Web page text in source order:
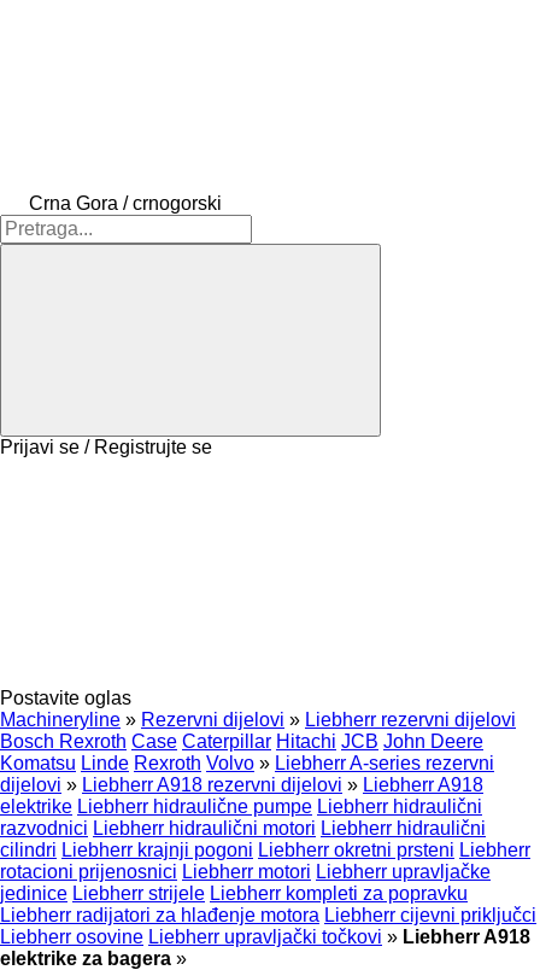
Crna Gora / crnogorski
Prijavi se / Registrujte se
Postavite oglas
Machineryline » Rezervni dijelovi » Liebherr rezervni dijelovi
Bosch Rexroth Case Caterpillar Hitachi JCB John Deere
Komatsu Linde Rexroth Volvo » Liebherr A-series rezervni
dijelovi » Liebherr A918 rezervni dijelovi » Liebherr A918
elektrike Liebherr hidraulične pumpe Liebherr hidraulični
razvodnici Liebherr hidraulični motori Liebherr hidraulični
cilindri Liebherr krajnji pogoni Liebherr okretni prsteni Liebherr
rotacioni prijenosnici Liebherr motori Liebherr upravljačke
jedinice Liebherr strijele Liebherr kompleti za popravku
Liebherr radijatori za hlađenje motora Liebherr cijevni priključci
Liebherr osovine Liebherr upravljački točkovi » Liebherr A918
elektrike za bagerа »